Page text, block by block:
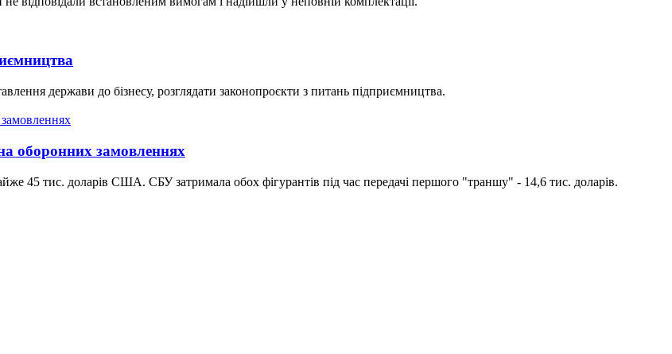
держави до бізнесу, розглядати законопроєкти з питань підприємництва.
оборонних замовленнях
45 тис. доларів США. СБУ затримала обох фігурантів під час передачі першого "траншу" - 14,6 тис. доларів.